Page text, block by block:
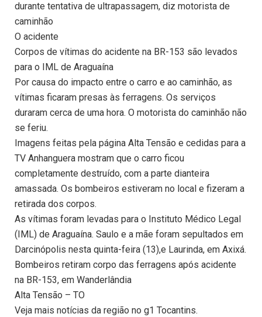
durante tentativa de ultrapassagem, diz motorista de
caminhão
O acidente
Corpos de vítimas do acidente na BR-153 são levados
para o IML de Araguaína
Por causa do impacto entre o carro e ao caminhão, as
vítimas ficaram presas às ferragens. Os serviços
duraram cerca de uma hora. O motorista do caminhão não
se feriu.
Imagens feitas pela página Alta Tensão e cedidas para a
TV Anhanguera mostram que o carro ficou
completamente destruído, com a parte dianteira
amassada. Os bombeiros estiveram no local e fizeram a
retirada dos corpos.
As vítimas foram levadas para o Instituto Médico Legal
(IML) de Araguaína. Saulo e a mãe foram sepultados em
Darcinópolis nesta quinta-feira (13),e Laurinda, em Axixá.
Bombeiros retiram corpo das ferragens após acidente
na BR-153, em Wanderlândia
Alta Tensão – TO
Veja mais notícias da região no g1 Tocantins.